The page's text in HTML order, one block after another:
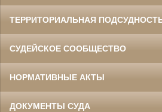
ТЕРРИТОРИАЛЬНАЯ
СУДЕЙСКОЕ СООБЩЕСТВО
НОРМАТИВНЫЕ АКТЫ
ДОКУМЕНТЫ СУДА